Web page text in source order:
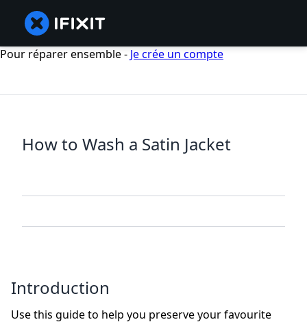
Pour réparer ensemble - Je crée un compte
How to Wash a Satin Jacket
Introduction
Use this guide to help you preserve your favourite